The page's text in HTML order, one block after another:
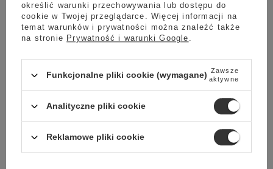
EAN:8710103867371
14-dniowym prawem odstąpienia od umowy zawartej na
odległość. Zamieszczone w galerii fotografie przedstawiają
oferowany produkt. Posiada kompletne i oryginalne
Urządzenie nie używane. Sprzedaż jako outlet wynika z innych
uchybień od stanu nowego.
Urządzenie posiada nieco zniszczone opakowanie zewnętrzne
Ekspres posiada delikatne rysy widoczne na zdjęciach na
następujących elementach: pokrywa zbiornika wody. Małe
wgniecenie na pokrywie hoppera.
określić warunki przechowywania lub dostępu do
cookie w Twojej przeglądarce. Więcej informacji na
temat warunków i prywatności można znaleźć także
na stronie Prywatność i warunki Google .
Funkcjonalne pliki cookie (wymagane) Zawsze
aktywne
Analityczne pliki cookie
Reklamowe pliki cookie